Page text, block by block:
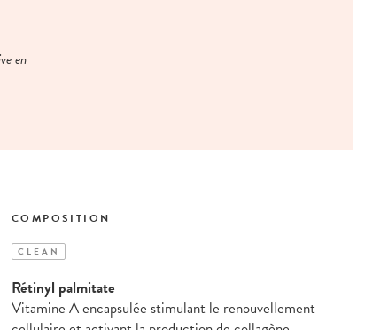
en
COMPOSITION
CLEAN
Rétinyl palmitate
Vitamine A encapsulée stimulant le renouvellement